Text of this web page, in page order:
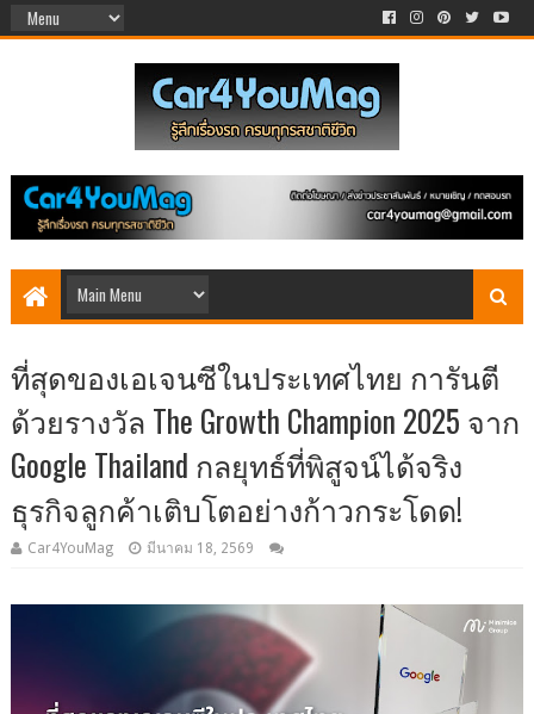
ที่สุดของเอเจนซีในประเทศไทย การันตี
ด้วยรางวัล The Growth Champion 2025 จาก
Google Thailand กลยุทธ์ที่พิสูจน์ได้จริง
ธุรกิจลูกค้าเติบโตอย่างก้าวกระโดด!
Car4YouMag มีนาคม 18, 2569